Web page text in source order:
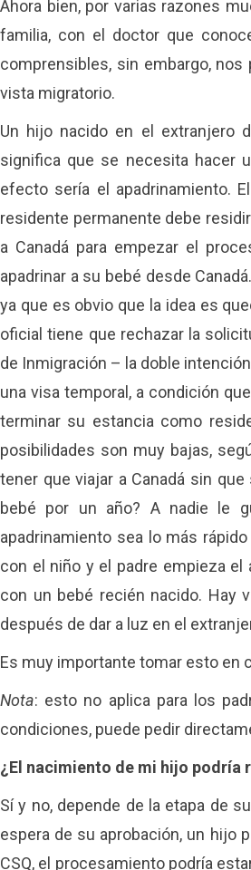
Ahora bien, por varias razones
familia, con el doctor que
comprensibles, sin embargo,
vista migratorio.
Un hijo nacido en el extranjero
significa que se necesita hacer
efecto sería el apadrinamiento.
residente permanente debe
a Canadá para empezar el
apadrinar a su bebé desde
ya que es obvio que la idea es
oficial tiene que rechazar la
de Inmigración – la doble
una visa temporal, a condición
terminar su estancia como
posibilidades son muy bajas,
tener que viajar a Canadá sin
bebé por un año? A nadie le
apadrinamiento sea lo más
con el niño y el padre empieza el
con un bebé recién nacido. Hay
después de dar a luz en el
Es muy importante tomar esto en
Nota: esto no aplica para los
condiciones, puede pedir
¿El nacimiento de mi hijo
Sí y no, depende de la etapa de
espera de su aprobación, un hijo
CSQ, el procesamiento podría